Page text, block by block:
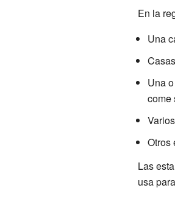
En la
Una
Una
come
Varios
Otros
Las
usa